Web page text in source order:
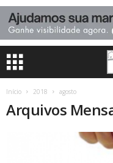
Início 2018 agosto
Arquivos